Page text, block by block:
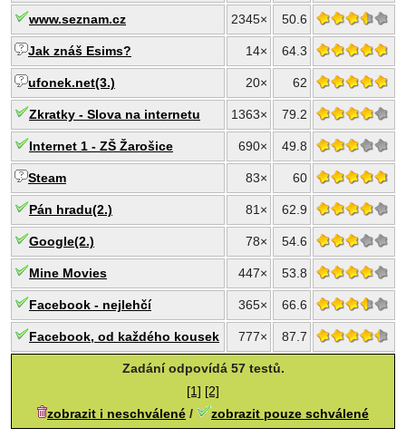
www.seznam.cz 2345× 50.6
Jak znáš Esims? 14× 64.3
ufonek.net(3.) 20× 62
Zkratky - Slova na internetu 1363× 79.2
Internet 1 - ZŠ Žarošice 690× 49.8
Steam 83× 60
Pán hradu(2.) 81× 62.9
Google(2.) 78× 54.6
Mine Movies 447× 53.8
Facebook - nejlehčí 365× 66.6
Facebook, od každého kousek 777× 87.7
Zadání odpovídá 57 testů.
[1] [2]
zobrazit i neschválené / zobrazit pouze schválené